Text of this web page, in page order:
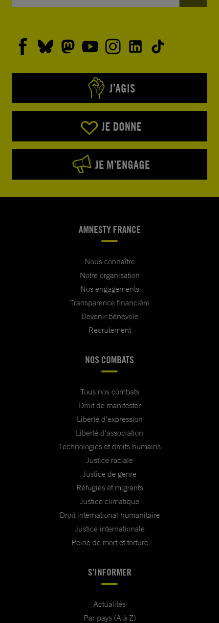
et de patrouilles pour empêcher les
illégaux, de déforestation et de saisies illégales
J’AGIS
JE DONNE
JE M’ENGAGE
AMNESTY FRANCE
Nous connaître
Notre organisation
Nos engagements
Transparence financière
Devenir bénévole
Recrutement
NOS COMBATS
Tous nos combats
Droit de manifester
Liberté d'expression
Liberté d'association
Technologies et droits humains
Justice raciale
Justice de genre
Réfugiés et migrants
Justice climatique
Droit international humanitaire
Justice internationale
Peine de mort et torture
S'INFORMER
Actualités
Par pays (A à Z)